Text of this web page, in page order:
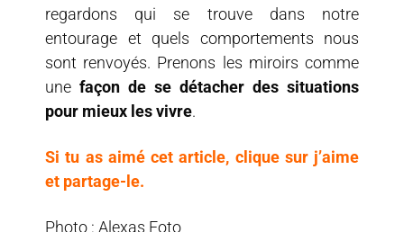
regardons qui se trouve dans notre
entourage et quels comportements nous
sont renvoyés. Prenons les miroirs comme
une façon de se détacher des situations
pour mieux les vivre.
Si tu as aimé cet article, clique sur j’aime
et partage-le.
Photo : Alexas Foto